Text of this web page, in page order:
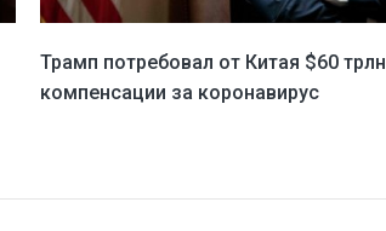
Трамп потребовал от Китая $60 трлн
компенсации за коронавирус